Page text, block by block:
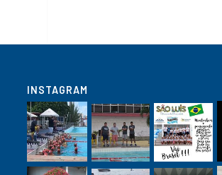
INSTAGRAM